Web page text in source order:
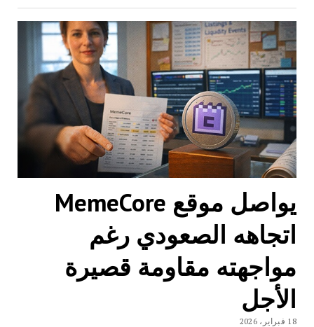
يواصل موقع MemeCore
اتجاهه الصعودي رغم
مواجهته مقاومة قصيرة
الأجل
18 فبراير، 2026